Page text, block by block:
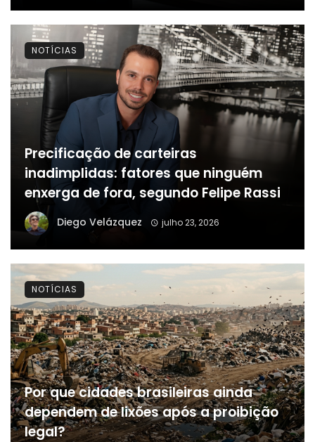
Precificação de carteiras
inadimplidas: fatores que ninguém
enxerga de fora, segundo Felipe Rassi
Diego Velázquez julho 23, 2026
NOTÍCIAS
Por que cidades brasileiras ainda
dependem de lixões após a proibição
legal?
NOTÍCIAS